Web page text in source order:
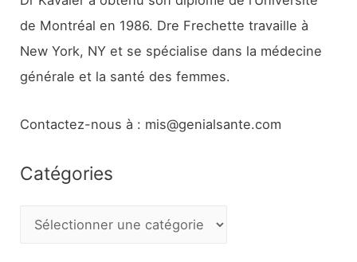
de Montréal en 1986. Dre Frechette travaille à
New York, NY et se spécialise dans la médecine
générale et la santé des femmes.
Contactez-nous à : mis@genialsante.com
Catégories